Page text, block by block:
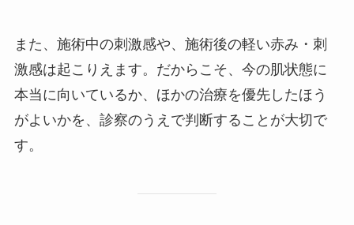
また、施術中の刺激感や、施術後の軽い赤み・刺
激感は起こりえます。だからこそ、今の肌状態に
本当に向いているか、ほかの治療を優先したほう
がよいかを、診察のうえで判断することが大切で
す。